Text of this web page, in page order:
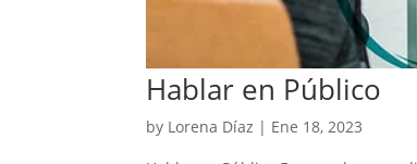
Hablar en Público
by Lorena Díaz | Ene 18, 2023